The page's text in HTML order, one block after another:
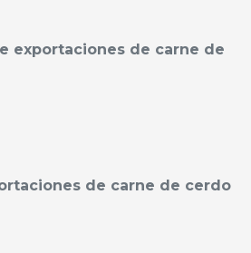
exportaciones de carne de
de carne de cerdo